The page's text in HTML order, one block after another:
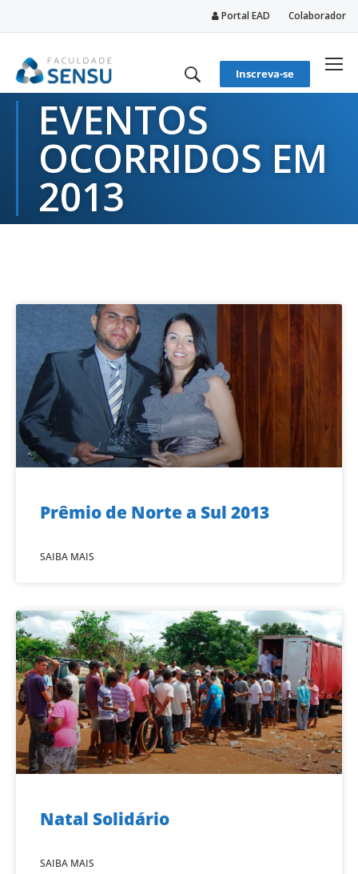
Portal EAD Colaborador
Inscreva-se
EVENTOS
OCORRIDOS EM
2013
Prêmio de Norte a Sul 2013
SAIBA MAIS
Natal Solidário
SAIBA MAIS